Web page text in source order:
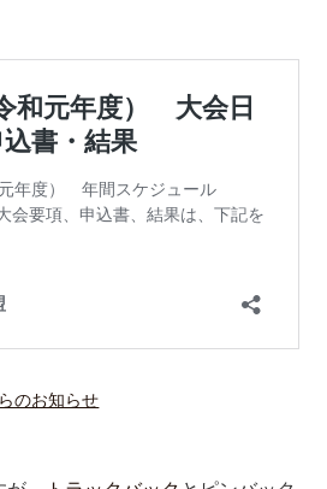
のお知らせ